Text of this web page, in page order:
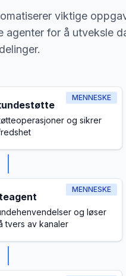
viktige
agenter for å utveksle
MENNESKE
og sikrer
MENNESKE
og løser
tvers av kanaler